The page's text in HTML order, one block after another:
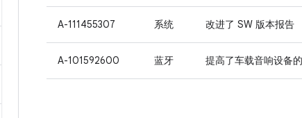
A-111455307 系统 改进了 SW 版本报告
A-101592600 蓝牙 提高了车载音响设备